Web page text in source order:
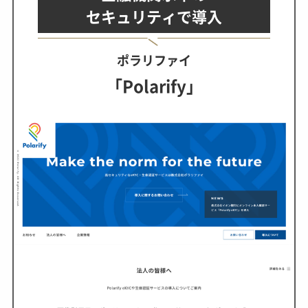
セキュリティで導入
ポラリファイ
「Polarify」